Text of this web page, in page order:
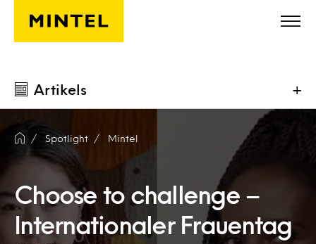
Skip to main content
Artikels +
Spotlight Mintel
Choose to challenge –
Internationaler Frauentag